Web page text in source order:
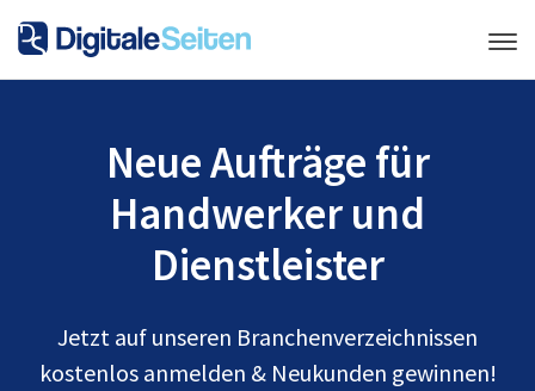
Neue Aufträge für
Handwerker und
Dienstleister
Jetzt auf unseren Branchenverzeichnissen
kostenlos anmelden & Neukunden gewinnen!